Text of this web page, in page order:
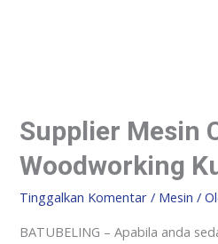
Supplier Mesin
Woodworking
Tinggalkan Komentar / Mesin /
BATUBELING – Apabila anda